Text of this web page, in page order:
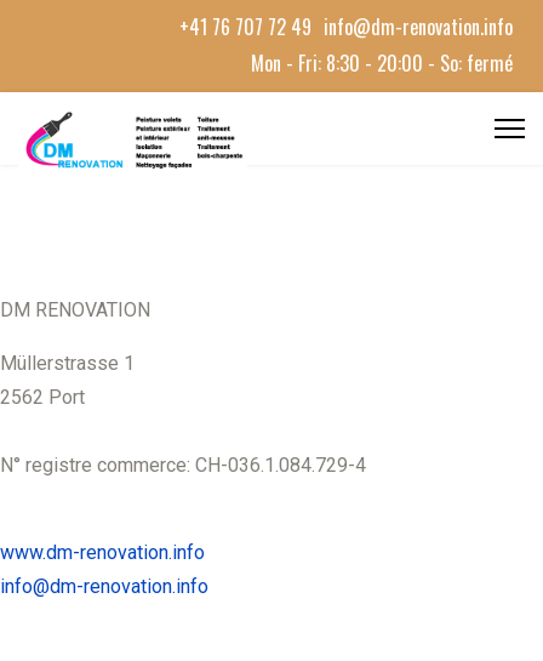
+41 76 707 72 49 info@dm-renovation.info
Mon - Fri: 8:30 - 20:00 - So: fermé
DM RENOVATION
Müllerstrasse 1
2562 Port
N° registre commerce: CH-036.1.084.729-4
www.dm-renovation.info
info@dm-renovation.info